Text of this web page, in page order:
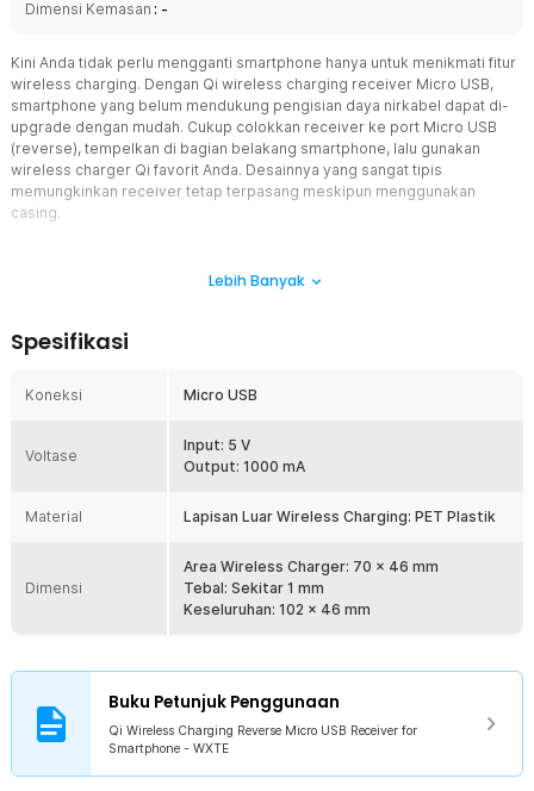
Dimensi Kemasan : -
Kini Anda tidak perlu mengganti smartphone hanya untuk menikmati fitur
wireless charging. Dengan Qi wireless charging receiver Micro USB,
smartphone yang belum mendukung pengisian daya nirkabel dapat di-
upgrade dengan mudah. Cukup colokkan receiver ke port Micro USB
(reverse), tempelkan di bagian belakang smartphone, lalu gunakan
wireless charger Qi favorit Anda. Desainnya yang sangat tipis
memungkinkan receiver tetap terpasang meskipun menggunakan
casing.
pengisian daya nirkabel. Dengan teknologi ini, smartphone Anda
charger Qi. Cocok untuk penggunaan di rumah, kantor, maupun
Desain Ultra Tipis dan Fleksibel
Dengan ketebalan sekitar 1 mm, receiver ini hampir tidak
tanpa membuat HP terasa tebal. Desain fleksibel memudahkan
pemasangan dan tetap nyaman digunakan sehari-hari.
Konektor Micro USB Reverse (Narrow Side Down)
Menggunakan tipe Micro USB reverse, yaitu posisi konektor
menghadap ke bawah sesuai desain port tertentu. Hal ini penting
Dapat digunakan pada berbagai smartphone yang masih
menggunakan port Micro USB dan belum memiliki fitur wireless
charging bawaan. Selama HP mendukung input 5 V, receiver ini
dapat berfungsi dengan baik. Solusi praktis tanpa perlu ganti
Lebih Banyak
Spesifikasi
Koneksi Micro USB
Voltase
Input: 5 V
Output: 1000 mA
Material Lapisan Luar Wireless Charging: PET Plastik
Dimensi
Area Wireless Charger: 70 x 46 mm
Tebal: Sekitar 1 mm
Keseluruhan: 102 x 46 mm
Buku Petunjuk Penggunaan
Qi Wireless Charging Reverse Micro USB Receiver for
Smartphone - WXTE